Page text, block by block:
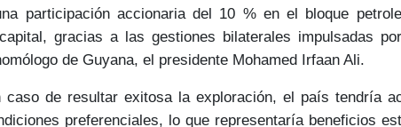
participación accionaria del 10 %en el bloque
gracias a las gestiones bilaterales impulsadas
de Guyana, el presidente Mohamed Irfaan Ali.
caso de resultar exitosa la exploración, el país tendría
preferenciales, lo que representaría beneficios